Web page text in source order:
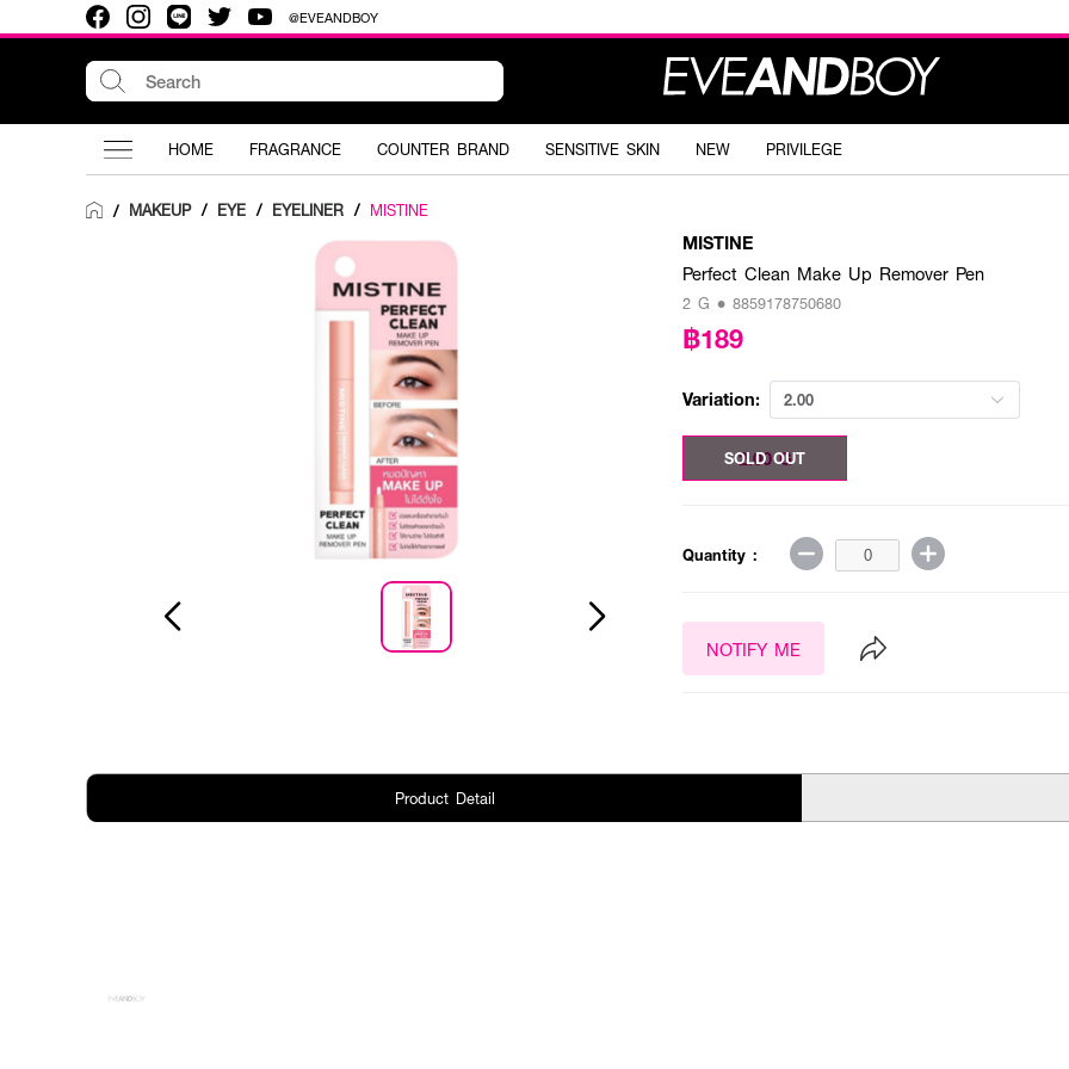
@EVEANDBOY
HOME FRAGRANCE COUNTER BRAND SENSITIVE SKIN NEW PRIVILEGE
/ MAKEUP / EYE / EYELINER / MISTINE
MISTINE
Perfect Clean Make Up Remover Pen
2 G • 8859178750680
฿189
Variation: 2.00
2.00 G
SOLD OUT
Quantity :
NOTIFY ME
Product Detail